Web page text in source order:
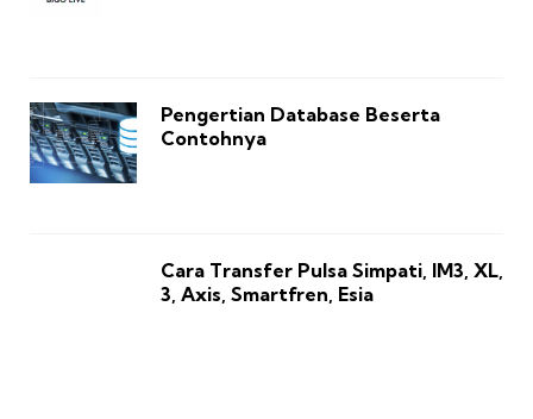
Pengertian Database Beserta
Contohnya
Cara Transfer Pulsa Simpati, IM3, XL,
3, Axis, Smartfren, Esia